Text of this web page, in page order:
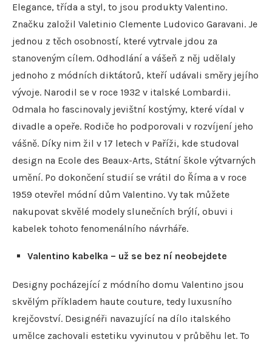
Elegance, třída a styl, to jsou produkty Valentino.
Značku založil Valetinio Clemente Ludovico Garavani. Je
jednou z těch osobností, které vytrvale jdou za
stanoveným cílem. Odhodlání a vášeň z něj udělaly
jednoho z módních diktátorů, kteří udávali směry jejího
vývoje. Narodil se v roce 1932 v italské Lombardii.
Odmala ho fascinovaly jevištní kostýmy, které vídal v
divadle a opeře. Rodiče ho podporovali v rozvíjení jeho
vášně. Díky nim žil v 17 letech v Paříži, kde studoval
design na Ecole des Beaux-Arts, Státní škole výtvarných
umění. Po dokončení studií se vrátil do Říma a v roce
1959 otevřel módní dům Valentino. Vy tak můžete
nakupovat skvělé modely slunečních brýlí, obuvi i
kabelek tohoto fenomenálního návrháře.
Valentino kabelka – už se bez ní neobejdete
Designy pocházející z módního domu Valentino jsou
skvělým příkladem haute couture, tedy luxusního
krejčovství. Designéři navazující na dílo italského
umělce zachovali estetiku vyvinutou v průběhu let. To